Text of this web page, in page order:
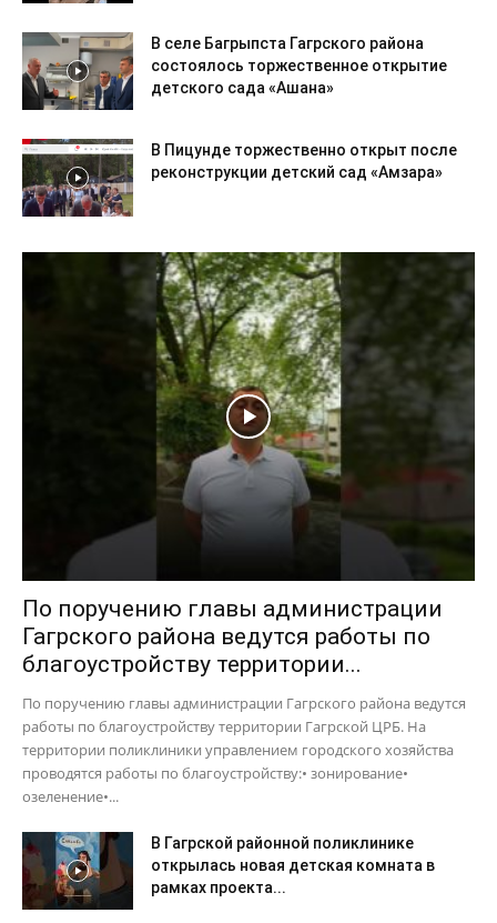
В селе Багрыпста Гагрского района
состоялось торжественное открытие
детского сада «Ашана»
В Пицунде торжественно открыт после
реконструкции детский сад «Амзара»
По поручению главы администрации
Гагрского района ведутся работы по
благоустройству территории...
По поручению главы администрации Гагрского района ведутся
работы по благоустройству территории Гагрской ЦРБ. На
территории поликлиники управлением городского хозяйства
проводятся работы по благоустройству:• зонирование•
озеленение•...
В Гагрской районной поликлинике
открылась новая детская комната в
рамках проекта...